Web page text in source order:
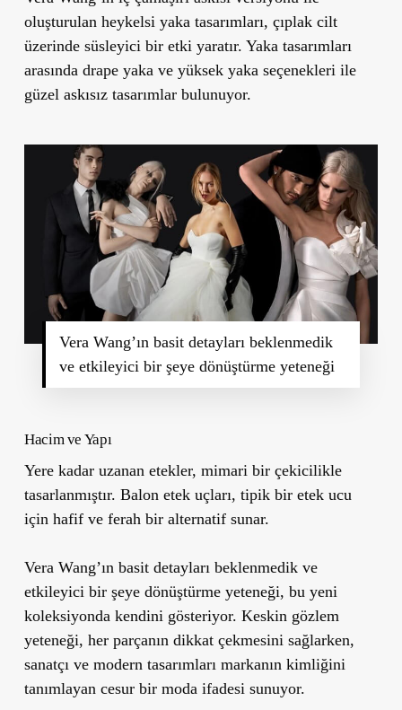
oluşturulan heykelsi yaka tasarımları, çıplak cilt
üzerinde süsleyici bir etki yaratır. Yaka tasarımları
arasında drape yaka ve yüksek yaka seçenekleri ile
güzel askısız tasarımlar bulunuyor.
Vera Wang’ın basit detayları beklenmedik
ve etkileyici bir şeye dönüştürme yeteneği
Hacim ve Yapı
Yere kadar uzanan etekler, mimari bir çekicilikle
tasarlanmıştır. Balon etek uçları, tipik bir etek ucu
için hafif ve ferah bir alternatif sunar.
Vera Wang’ın basit detayları beklenmedik ve
etkileyici bir şeye dönüştürme yeteneği, bu yeni
koleksiyonda kendini gösteriyor. Keskin gözlem
yeteneği, her parçanın dikkat çekmesini sağlarken,
sanatçı ve modern tasarımları markanın kimliğini
tanımlayan cesur bir moda ifadesi sunuyor.